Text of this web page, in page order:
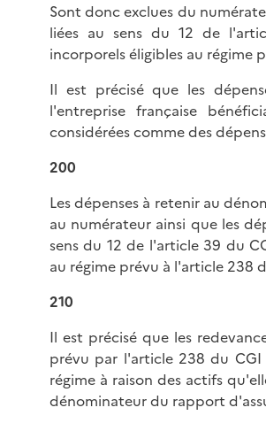
Sont donc exclues du
liées au sens du 12 de
incorporels éligibles au régime
Il est précisé que les
l'entreprise française
considérées comme des
200
Les dépenses à retenir au
au numérateur ainsi que les
sens du 12 de l'article 39 du
au régime prévu à l'article 238
210
Il est précisé que les
prévu par l'article 238 du
régime à raison des actifs
dénominateur du rapport